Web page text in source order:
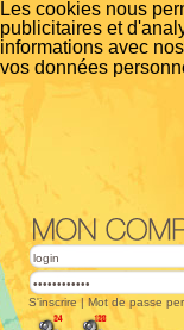
Les cookies nous
publicitaires et
informations avec
vos données
S'inscrire | Mot de passe